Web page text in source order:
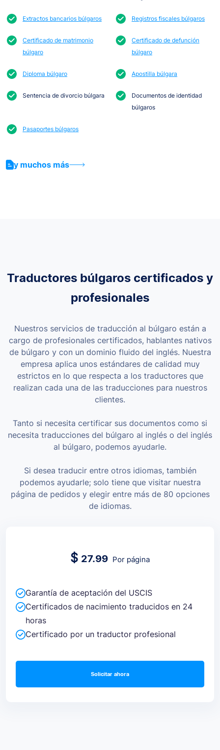
Extractos bancarios búlgaros Registros fiscales búlgaros
Certificado de matrimonio
búlgaro
Certificado de defunción
búlgaro
Diploma búlgaro Apostilla búlgara
Sentencia de divorcio búlgara
Documentos de identidad
búlgaros
Pasaportes búlgaros
y muchos más
Traductores búlgaros certificados y
profesionales
Nuestros servicios de traducción al búlgaro están a
cargo de profesionales certificados, hablantes nativos
de búlgaro y con un dominio fluido del inglés. Nuestra
empresa aplica unos estándares de calidad muy
estrictos en lo que respecta a los traductores que
realizan cada una de las traducciones para nuestros
clientes.
Tanto si necesita certificar sus documentos como si
necesita traducciones del búlgaro al inglés o del inglés
al búlgaro, podemos ayudarle.
Si desea traducir entre otros idiomas, también
podemos ayudarle; solo tiene que visitar nuestra
página de pedidos y elegir entre más de 80 opciones
de idiomas.
$ 27.99 Por página
Garantía de aceptación del USCIS
Certificados de nacimiento traducidos en 24
horas
Certificado por un traductor profesional
Solicitar ahora